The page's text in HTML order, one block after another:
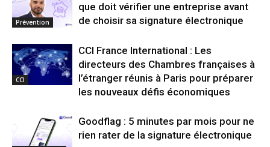
Prévention
que doit vérifier une entreprise avant
de choisir sa signature électronique
CCI
CCI France International : Les
directeurs des Chambres françaises à
l’étranger réunis à Paris pour préparer
les nouveaux défis économiques
Goodflag : 5 minutes par mois pour ne
rien rater de la signature électronique